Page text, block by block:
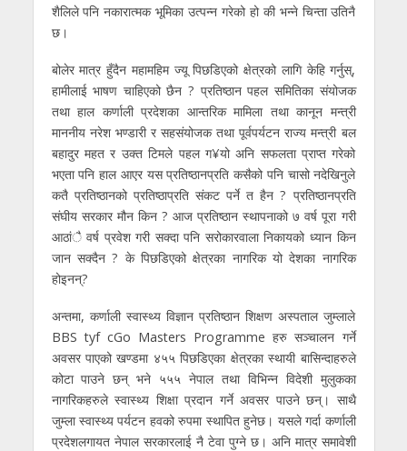
शैलिले पनि नकारात्मक भूमिका उत्पन्न गरेको हो की भन्ने चिन्ता उतिनै
छ।
बोलेर मात्र हुँदैन महामहिम ज्यू पिछडिएको क्षेत्रको लागि केहि गर्नुस्,
हामीलाई भाषण चाहिएको छैन ? प्रतिष्ठान पहल समितिका संयोजक
तथा हाल कर्णाली प्रदेशका आन्तरिक मामिला तथा कानून मन्त्री
माननीय नरेश भण्डारी र सहसंयोजक तथा पूर्वपर्यटन राज्य मन्त्री बल
बहादुर महत र उक्त टिमले पहल ग¥यो अनि सफलता प्राप्त गरेको
भएता पनि हाल आएर यस प्रतिष्ठानप्रति कसैको पनि चासो नदेखिनुले
कतै प्रतिष्ठानको प्रतिष्ठाप्रति संकट पर्ने त हैन ? प्रतिष्ठानप्रति
संघीय सरकार मौन किन ? आज प्रतिष्ठान स्थापनाको ७ वर्ष पूरा गरी
आठांै वर्ष प्रवेश गरी सक्दा पनि सरोकारवाला निकायको ध्यान किन
जान सक्दैन ? के पिछडिएको क्षेत्रका नागरिक यो देशका नागरिक
होइनन्?
अन्तमा, कर्णाली स्वास्थ्य विज्ञान प्रतिष्ठान शिक्षण अस्पताल जुम्लाले
BBS tyf cGo Masters Programme हरु सञ्चालन गर्ने
अवसर पाएको खण्डमा ४५५ पिछडिएका क्षेत्रका स्थायी बासिन्दाहरुले
कोटा पाउने छन् भने ५५५ नेपाल तथा विभिन्न विदेशी मुलुकका
नागरिकहरुले स्वास्थ्य शिक्षा प्रदान गर्ने अवसर पाउने छन्। साथै
जुम्ला स्वास्थ्य पर्यटन हवको रुपमा स्थापित हुनेछ। यसले गर्दा कर्णाली
प्रदेशलगायत नेपाल सरकारलाई नै टेवा पुग्ने छ। अनि मात्र समावेशी